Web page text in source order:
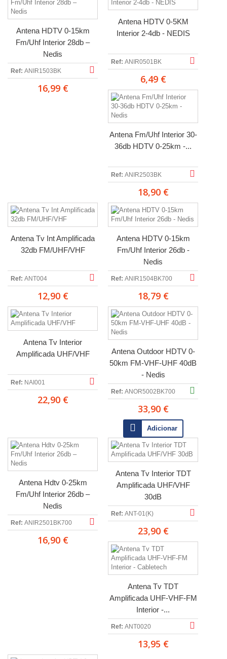
Antena HDTV 0-15km
Fm/Uhf Interior 28db –
Nedis
Ref: ANIR1503BK
16,99 €
Antena HDTV 0-5KM
Interior 2-4db - NEDIS
Ref: ANIR0501BK
6,49 €
Antena Fm/Uhf Interior 30-
36db HDTV 0-25km -...
Ref: ANIR2503BK
18,90 €
Antena Tv Int Amplificada
32db FM/UHF/VHF
Ref: ANT004
12,90 €
Antena HDTV 0-15km
Fm/Uhf Interior 26db -
Nedis
Ref: ANIR1504BK700
18,79 €
Antena Tv Interior
Amplificada UHF/VHF
Ref: NAI001
22,90 €
Antena Outdoor HDTV 0-
50km FM-VHF-UHF 40dB
- Nedis
Ref: ANOR5002BK700
33,90 €
Adicionar
Antena Hdtv 0-25km
Fm/Uhf Interior 26db –
Nedis
Ref: ANIR2501BK700
16,90 €
Antena Tv Interior TDT
Amplificada UHF/VHF
30dB
Ref: ANT-01(K)
23,90 €
Antena Tv TDT
Amplificada UHF-VHF-FM
Interior -...
Ref: ANT0020
13,95 €